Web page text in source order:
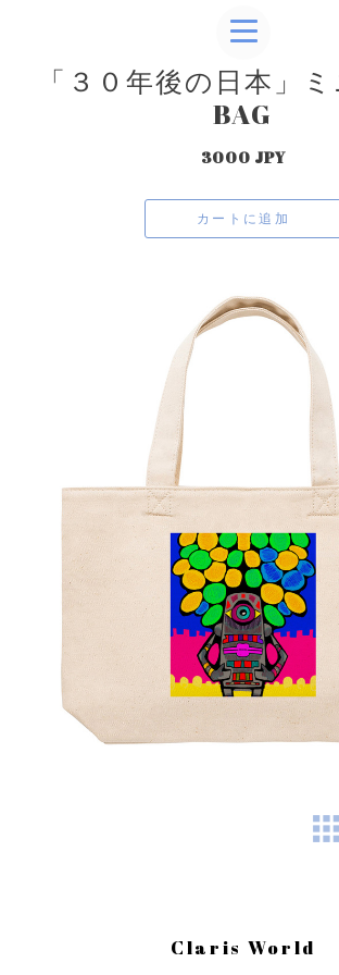
Claris World
「３０年後の日本」
BAG
3000 JPY
カートに追加